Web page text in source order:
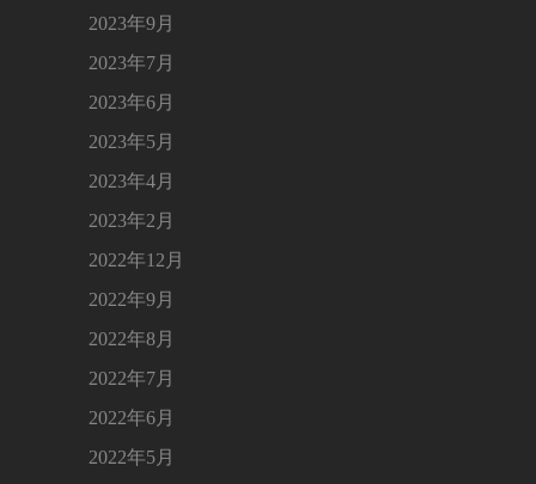
2023年9月
2023年7月
2023年6月
2023年5月
2023年4月
2023年2月
2022年12月
2022年9月
2022年8月
2022年7月
2022年6月
2022年5月